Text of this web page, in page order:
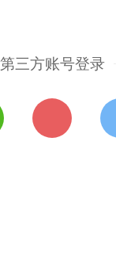
第三方账号登录